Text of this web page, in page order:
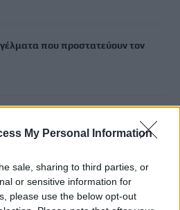
My Personal Information
sale, sharing to third parties, or
or sensitive information for
please use the below opt-out
που προστατεύουν τον
ύδωρ» στο Δημοτικό Σχολείο